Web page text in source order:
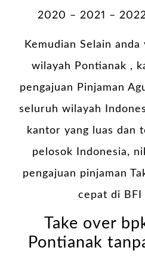
2020 – 2021 –
Kemudian Selain
wilayah Pontianak ,
pengajuan Pinjaman
seluruh wilayah
kantor yang luas dan
pelosok Indonesia,
pengajuan pinjaman
cepat di BFI
Take over
Pontianak